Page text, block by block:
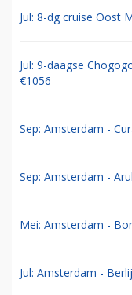
Jul: 8-dg cruise Oost
Jul: 9-daagse
€1056
Sep: Amsterdam -
Sep: Amsterdam -
Mei: Amsterdam -
Jul: Amsterdam -